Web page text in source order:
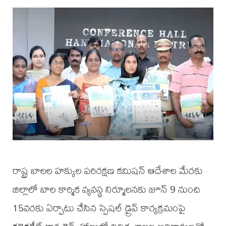
రాష్ట్ర బాలల హక్కుల పరిరక్షణ కమిషన్ ఆదేశాల మేరకు
జిల్లాలో బాల కార్మిక వ్యవస్థ నిర్మూలనకు జూన్ 9 నుంచి
15వరకు ఏర్పాటు చేసిన స్పెషల్ డ్రైవ్ కార్యక్రమంపై